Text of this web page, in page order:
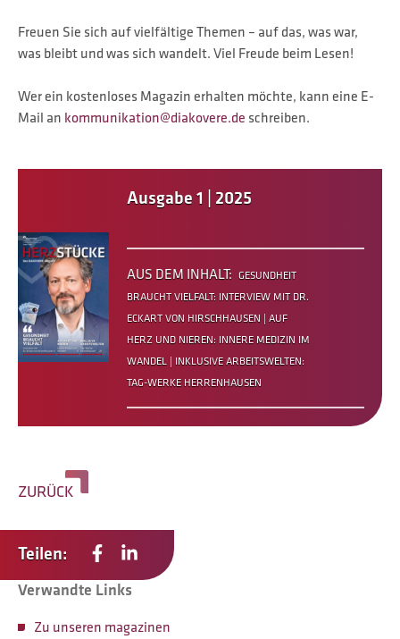
Freuen Sie sich auf vielfältige Themen – auf das, was war,
was bleibt und was sich wandelt. Viel Freude beim Lesen!
Wer ein kostenloses Magazin erhalten möchte, kann eine E-
Mail an kommunikation@diakovere.de schreiben.
Ausgabe 1 | 2025
AUS DEM INHALT: GESUNDHEIT
BRAUCHT VIELFALT: INTERVIEW MIT DR.
ECKART VON HIRSCHHAUSEN | AUF
HERZ UND NIEREN: INNERE MEDIZIN IM
WANDEL | INKLUSIVE ARBEITSWELTEN:
TAG-WERKE HERRENHAUSEN
ZURÜCK
Teilen:
Verwandte Links
Zu unseren magazinen